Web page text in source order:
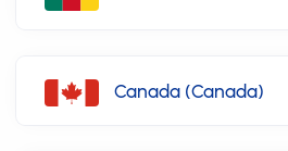
Canada (Canada)